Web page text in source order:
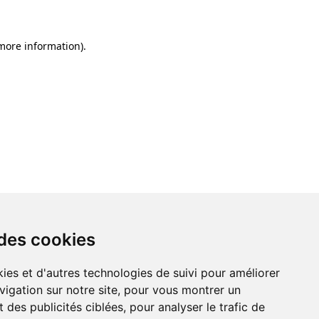
cookies
et d'autres technologies de suivi pour améliorer
sur notre site, pour vous montrer un
des publicités ciblées, pour analyser le trafic de
information).